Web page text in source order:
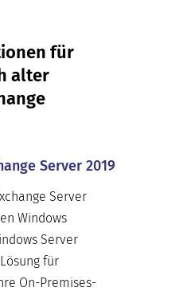
für
alter
Server 2019
Server
Windows
Server
für
On-Premises-